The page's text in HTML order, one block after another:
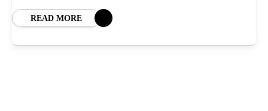
READ MORE
APLICATIA